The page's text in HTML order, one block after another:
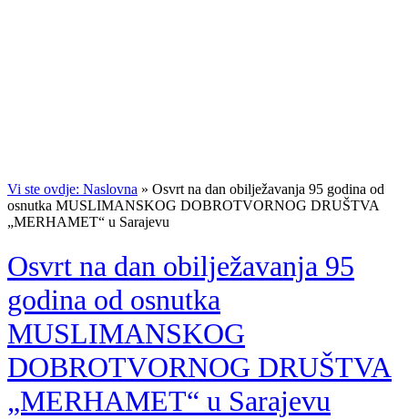
Vi ste ovdje: Naslovna » Osvrt na dan obilježavanja 95 godina od
osnutka MUSLIMANSKOG DOBROTVORNOG DRUŠTVA
„MERHAMET“ u Sarajevu
Osvrt na dan obilježavanja 95
godina od osnutka
MUSLIMANSKOG
DOBROTVORNOG DRUŠTVA
„MERHAMET“ u Sarajevu